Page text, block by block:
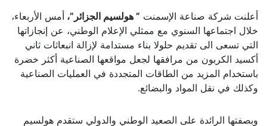
أعلنت شركة صناعة الإسمنت ” هولسيم الجزائر”، أمس الأربعاء،
خلال اجتماعها السنوي مع ممثلي الإعلام الوطني، عن إنجازاتها
التي تسعى الى تقديم حلولا بناء مستدامة لإزالة انبعاثات ثاني
أكسيد الكربون من مرافقها لجعل مواقعها الصناعية أكثر خضرة
باستخدام المزيد من الطاقات المتجددة في العمليات الصناعية
وكذلك في نقل المواد والبضائع.
وبصفتها الرائدة على الصعيد الوطني والدولي ستقدم هولسيم